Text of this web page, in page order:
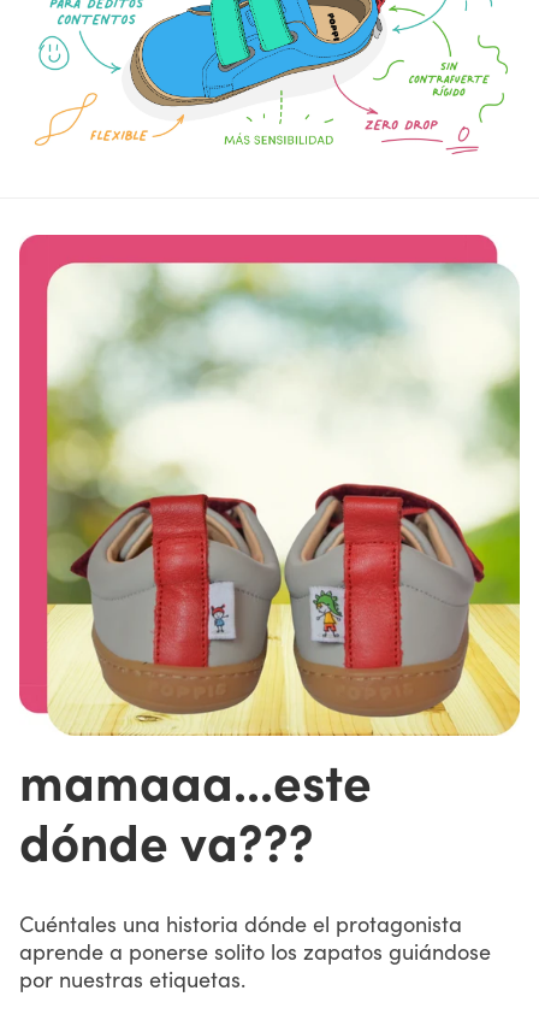
mamaaa...este
dónde va???
Cuéntales una historia dónde el protagonista
aprende a ponerse solito los zapatos guiándose
por nuestras etiquetas.